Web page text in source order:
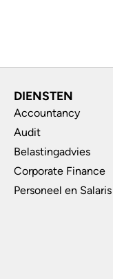
DIENSTEN
Accountancy
Audit
Belastingadvies
Corporate Finance
Personeel en Salaris